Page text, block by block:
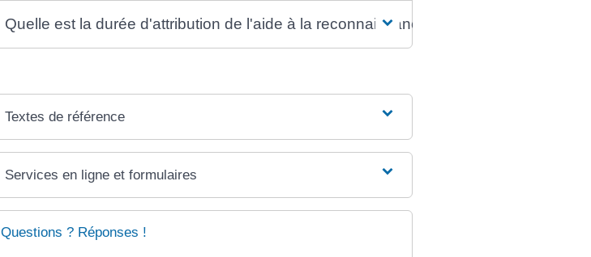
Quelle est la durée d'attribution de l'aide à la reconnaissance de la lourdeur du
Textes de référence
Services en ligne et formulaires
Questions ? Réponses !